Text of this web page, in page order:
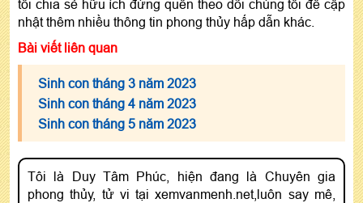
tôi chia sẻ hữu ích đừng quên theo dõi chúng tôi để cập
nhật thêm nhiều thông tin phong thủy hấp dẫn khác.
Bài viết liên quan
Sinh con tháng 3 năm 2023
Sinh con tháng 4 năm 2023
Sinh con tháng 5 năm 2023
Tôi là Duy Tâm Phúc, hiện đang là Chuyên gia
phong thủy, tử vi tại xemvanmenh.net,luôn say mê,